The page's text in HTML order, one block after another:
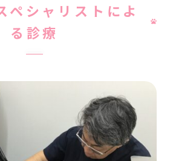
ペシャリストによ
る診療